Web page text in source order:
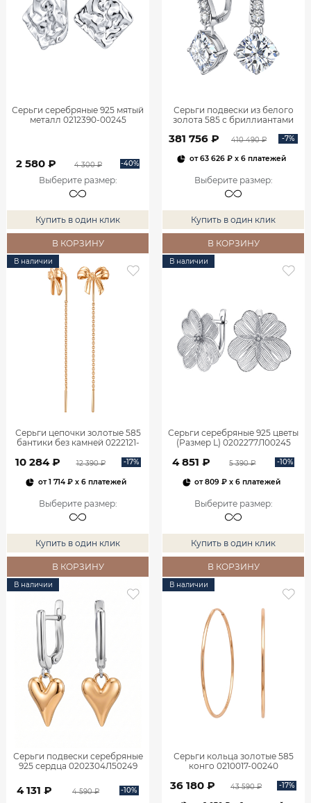
Серьги серебряные 925 мятый
металл 0212390-00245
2 580 ₽ 4 300 ₽ -40%
Выберите размер:
Купить в один клик
В КОРЗИНУ
Серьги подвески из белого
золота 585 с бриллиантами
381 756 ₽ 410 490 ₽ -7%
от63 626 ₽x 6 платежей
Выберите размер:
Купить в один клик
В КОРЗИНУ
В наличии
Серьги цепочки золотые 585
бантики без камней 0222121-
10 284 ₽ 12 390 ₽ -17%
от1 714 ₽x 6 платежей
Выберите размер:
Купить в один клик
В КОРЗИНУ
В наличии
Серьги серебряные 925 цветы
(Размер L) 0202277Л00245
4 851 ₽ 5 390 ₽ -10%
от809 ₽ x 6 платежей
Выберите размер:
Купить в один клик
В КОРЗИНУ
В наличии
Серьги подвески серебряные
925 сердца 0202304Л50249
4 131 ₽ 4 590 ₽ -10%
В наличии
Серьги кольца золотые 585
конго 0210017-00240
36 180 ₽ 43 590 ₽ -17%